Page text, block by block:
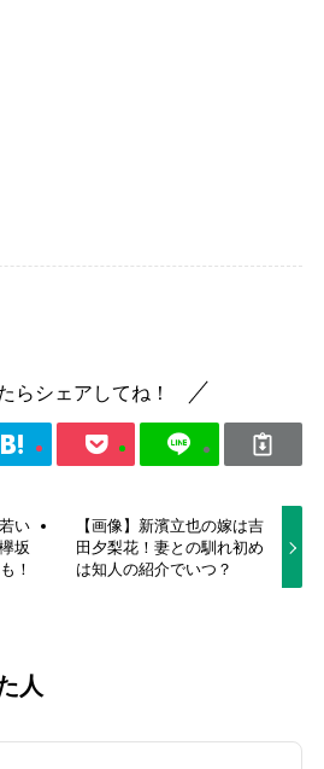
らシェアしてね！
い
坂
！
【画像】新濱立也の嫁は吉
田夕梨花！妻との馴れ初め
は知人の紹介でいつ？
人